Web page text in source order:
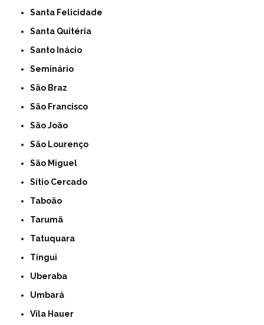
Santa Felicidade
Santa Quitéria
Santo Inácio
Seminário
São Braz
São Francisco
São João
São Lourenço
São Miguel
Sítio Cercado
Taboão
Tarumã
Tatuquara
Tingui
Uberaba
Umbará
Vila Hauer